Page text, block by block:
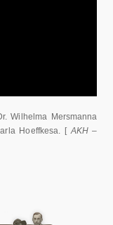
Wilhelma Mersmanna
Hoeffkesa. [AKH –